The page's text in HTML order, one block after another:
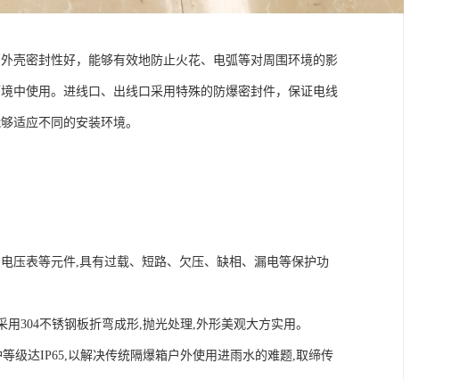
壳密封性好，能够有效地防止火花、电弧等对周围环境的影
中使用。进线口、出线口采用特殊的防爆密封件，保证电线
适应不同的安装环境。
压表等元件,具有过载、短路、欠压、缺相、漏电等保护功
304不锈钢板折弯成形,抛光处理,外形美观大方实用。
级达IP65,以解决传统隔爆箱户外使用进雨水的难题,取缔传